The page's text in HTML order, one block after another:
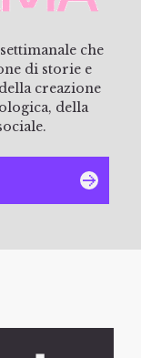
che
di storie e
creazione
della